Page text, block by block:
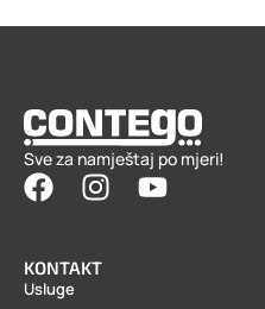
Sve za namještaj po mjeri!
KONTAKT
Usluge